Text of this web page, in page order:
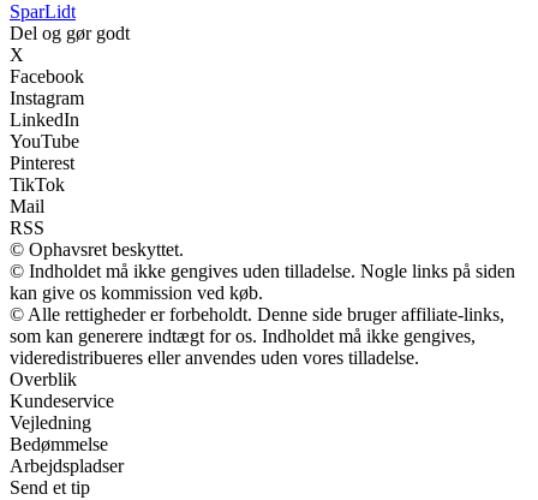
SparLidt
Del og gør godt
X
Facebook
Instagram
LinkedIn
YouTube
Pinterest
TikTok
Mail
RSS
© Ophavsret beskyttet.
© Indholdet må ikke gengives uden tilladelse. Nogle links på siden
kan give os kommission ved køb.
© Alle rettigheder er forbeholdt. Denne side bruger affiliate-links,
som kan generere indtægt for os. Indholdet må ikke gengives,
videredistribueres eller anvendes uden vores tilladelse.
Overblik
Kundeservice
Vejledning
Bedømmelse
Arbejdspladser
Send et tip